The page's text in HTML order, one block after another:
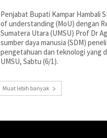
Penjabat Bupati Kampar Hambali
of understanding (MoU) dengan
Sumatera Utara (UMSU) Prof Dr
sumber daya manusia (SDM)
pengetahuan dan teknologi yang
UMSU, Sabtu (6/1).
Muat lebih banyak